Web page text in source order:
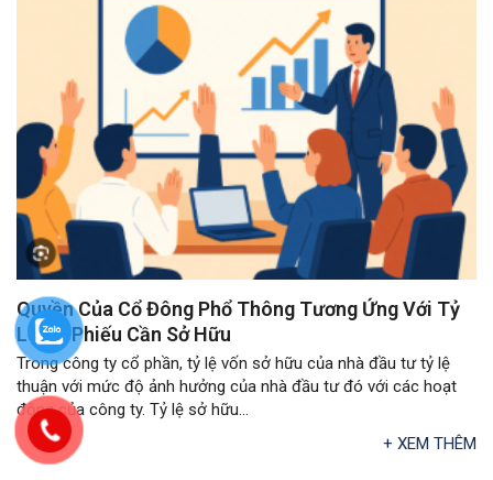
Quyền Của Cổ Đông Phổ Thông Tương Ứng Với Tỷ
Lệ Cổ Phiếu Cần Sở Hữu
Trong công ty cổ phần, tỷ lệ vốn sở hữu của nhà đầu tư tỷ lệ
thuận với mức độ ảnh hưởng của nhà đầu tư đó với các hoạt
động của công ty. Tỷ lệ sở hữu...
+ XEM THÊM